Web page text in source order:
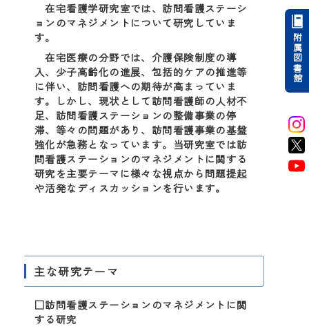
在宅看護学研究室では、訪問看護ステーシ
ョンのマネジメントについて研究していま
す。
在宅医療の分野では、介護保険制度の導
入、少子高齢化の進展、包括的ケアの推進等
に伴い、訪問看護への期待が高まっていま
す。しかし、現状として訪問看護師の人材不
足、訪問看護ステーションの整備事業の停
滞、等々の問題があり、訪問看護事業の基盤
強化が急務となっています。当研究室では訪
問看護ステーションのマネジメントに関する
研究を主要テーマに様々な視点から問題提起
や活発なディスカッションを行います。
主な研究テーマ
□訪問看護ステーションのマネジメントに関
する研究
附属図書館